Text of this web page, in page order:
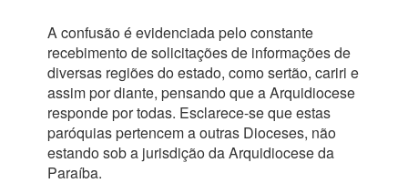
A confusão é evidenciada pelo constante
recebimento de solicitações de informações de
diversas regiões do estado, como sertão, cariri e
assim por diante, pensando que a Arquidiocese
responde por todas. Esclarece-se que estas
paróquias pertencem a outras Dioceses, não
estando sob a jurisdição da Arquidiocese da
Paraíba.